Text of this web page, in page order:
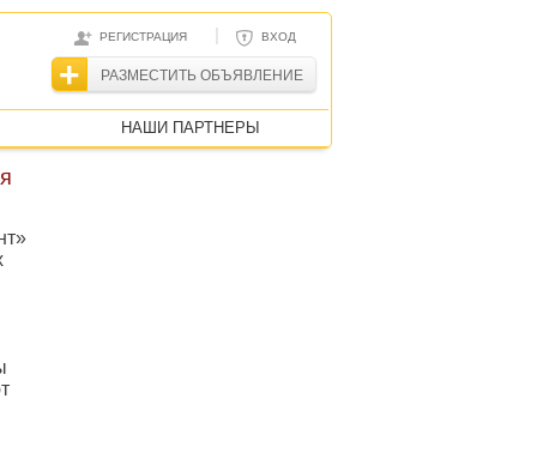
РЕГИСТРАЦИЯ | ВХОД
РАЗМЕСТИТЬ ОБЪЯВЛЕНИЕ
НАШИ ПАРТНЕРЫ